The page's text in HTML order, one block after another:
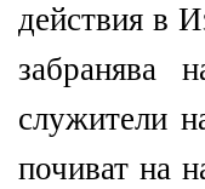
действия в
забранява
служители
почиват на